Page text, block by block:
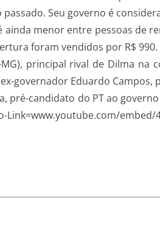
Seu governo é
menor entre pessoas de
foram vendidos por R$ 990.
MG), principal rival de Dilma
governador Eduardo Campos,
pré-candidato do PT ao
Link=www.youtube.com/embed/